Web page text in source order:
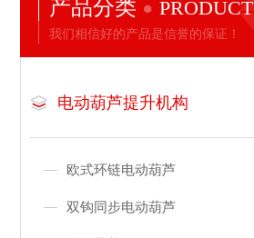
产品分类 PRODUCT
我们相信好的产品是信誉的保证！
电动葫芦提升机构
欧式环链电动葫芦
双钩同步电动葫芦